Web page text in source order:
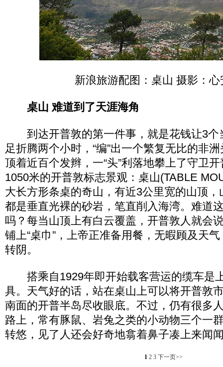
新浪旅游配图：桌山 摄影：心
桌山 难道到了天涯海角
到达开普敦的第一件事，就是花钱让3个
足折腾两个小时，“编”出一个繁复无比的非
顶着近百个发辫，一“头”利落地攀上了守卫
1050米的开普敦标志景观：桌山(TABLE
大长方形条桌的奇山，有近3公里宽的山顶
都是垂直光裸的砂岩，笔直削入海湾。难道
吗？每当山顶上有白云覆盖，开普敦人就会
铺上“桌巾”，上帝正准备用餐，无暇顾及天
转阴。
搭乘自1929年即开始载客营运的缆车是
具。天气好的话，站在桌山上可以将开普敦
南面的开普半岛尽收眼底。不过，仍有很多
路上，常有豚鼠、岩兔之类的小动物三个一
转悠，见了人还会好奇地翕着鼻子凑上来闻
1 2 3 下一页>>